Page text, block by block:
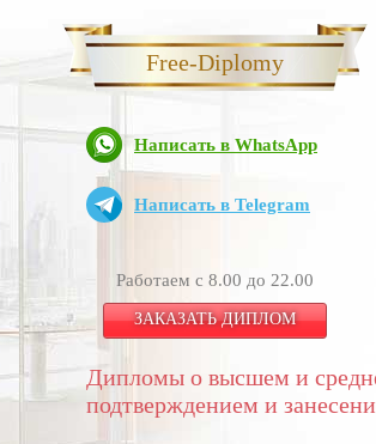
Free-Diplomy
Написать в WhatsApp
Написать в Telegram
Работаем с 8.00 до 22.00
ЗАКАЗАТЬ ДИПЛОМ
Дипломы о высшем и
подтверждением и